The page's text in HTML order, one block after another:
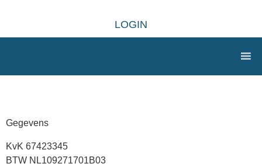
LOGIN
Gegevens
KvK 67423345
BTW NL109271701B03